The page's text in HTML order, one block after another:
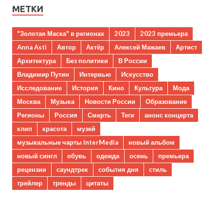
МЕТКИ
"Золотая Маска" в регионах 2023
2023 премьера
Anna Asti
Автор Актёр Алексей Мажаев
Артист
Архитектура
Без политики
В России
Владимир Путин
Интервью
Искусство
Исследование
История Кино Культура
Мода
Москва
Музыка Новости России
Образование
Регионы
Россия Смерть Теги
анонс концерта
клип
красота
музей
музыкальные чарты InterMedia
новый альбом
новый сингл
обувь одежда осень
премьера
рецензии
саундтрек события дня
стиль
трейлер
тренды цитаты